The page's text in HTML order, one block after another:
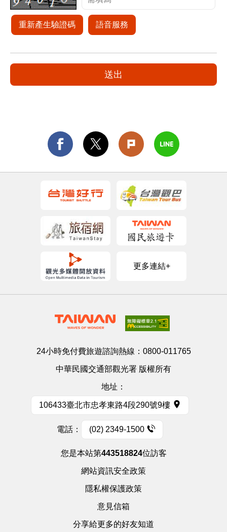
重新產生驗證碼 語音服務
更多連結+
24小時免付費旅遊諮詢熱線： 0800-011765
中華民國交通部觀光署 版權所有
地址：
106433臺北市忠孝東路4段290號9樓
電話： (02) 2349-1500
您是本站第443518824位訪客
網站資訊安全政策
隱私權保護政策
意見信箱
分享給更多的好友知道